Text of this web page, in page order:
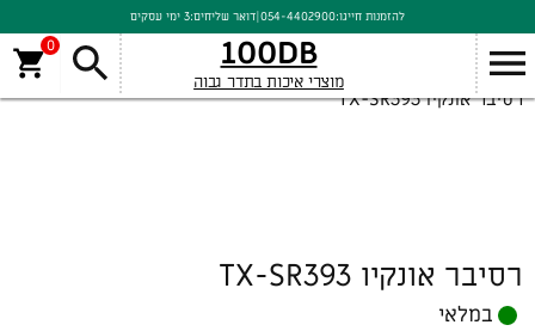
להזמנות חייגו:054-4402900
|דואר שליחים:3 ימי עסקים
100DB
מוצרי איכות בתדר גבוה
0
רסיבר אונקיו TX-SR393
רסיבר אונקיו TX-SR393
במלאי